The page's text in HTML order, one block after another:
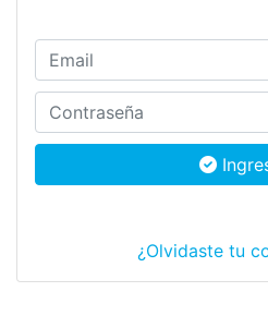
¿Olvidaste tu